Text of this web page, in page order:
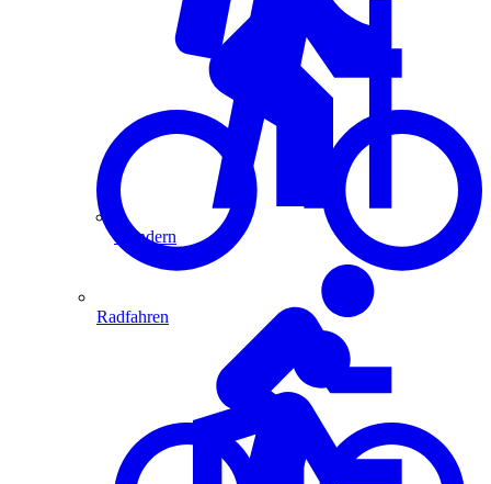
Wandern
Radfahren